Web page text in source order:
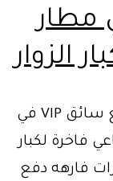
مطار
ايجار سيارة تويوتا لاند كروزر 2025 مع سائق VIP في
فاخرة لكبار
! ايجار سيارات فارهه دفع